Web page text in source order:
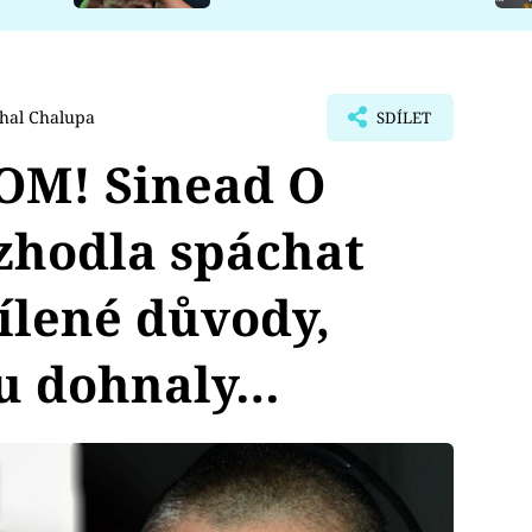
Chalupa SDÍLET
Sinead O
spáchat
důvody,
dohnaly…